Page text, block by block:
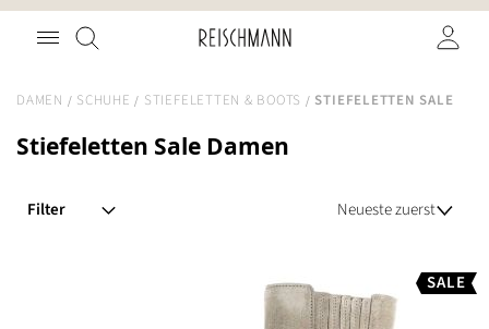
Zum
Inhalt
Suche
DAMEN SCHUHE STIEFELETTEN & BOOTS STIEFELETTEN SALE
Stiefeletten Sale Damen
SALE
Filter